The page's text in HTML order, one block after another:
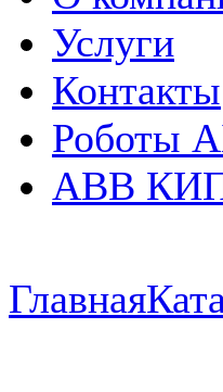
Услуги
Контакты
Роботы
ABB
Главная